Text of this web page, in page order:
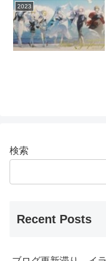
2023
検索
Recent Posts